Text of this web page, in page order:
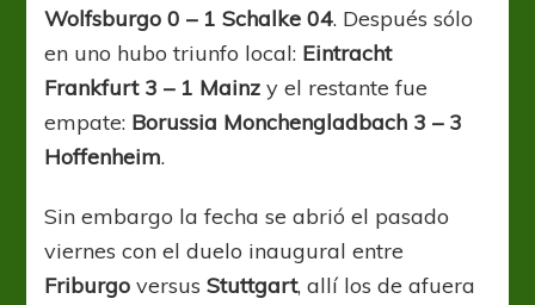
Wolfsburgo 0 – 1 Schalke 04. Después sólo
en uno hubo triunfo local: Eintracht
Frankfurt 3 – 1 Mainz y el restante fue
empate: Borussia Monchengladbach 3 – 3
Hoffenheim.
Sin embargo la fecha se abrió el pasado
viernes con el duelo inaugural entre
Friburgo versusStuttgart, allí los de afuera